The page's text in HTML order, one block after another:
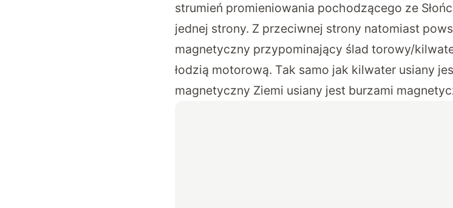
strumień promieniowania pochodzącego ze
jednej strony. Z przeciwnej strony natomiast
magnetyczny przypominający ślad torowy/
łodzią motorową. Tak samo jak kilwater usiany
magnetyczny Ziemi usiany jest burzami